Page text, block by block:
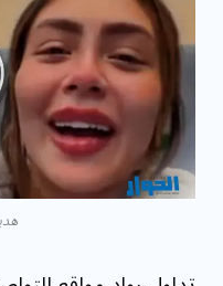
بحلول ...